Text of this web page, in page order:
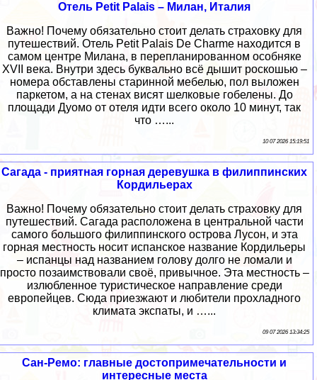
Отель Petit Palais – Милан, Италия
Важно! Почему обязательно стоит делать страховку для
путешествий. Отель Petit Palais De Charme находится в
самом центре Милана, в перепланированном особняке
XVII века. Внутри здесь буквально всё дышит роскошью –
номера обставлены старинной мебелью, пол выложен
паркетом, а на стенах висят шелковые гобелены. До
площади Дуомо от отеля идти всего около 10 минут, так
что …...
10 07 2026 15:19:51
Сагада - приятная горная деревушка в филиппинских
Кордильерах
Важно! Почему обязательно стоит делать страховку для
путешествий. Сагада расположена в центральной части
самого большого филиппинского острова Лусон, и эта
горная местность носит испанское название Кордильеры
– испанцы над названием голову долго не ломали и
просто позаимствовали своё, привычное. Эта местность –
излюбленное туристическое направление среди
европейцев. Сюда приезжают и любители прохладного
климата экспаты, и …...
09 07 2026 13:34:25
Сан-Ремо: главные достопримечательности и
интересные места